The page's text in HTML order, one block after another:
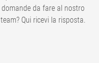
domande da fare al nostro
team? Qui ricevi la risposta.